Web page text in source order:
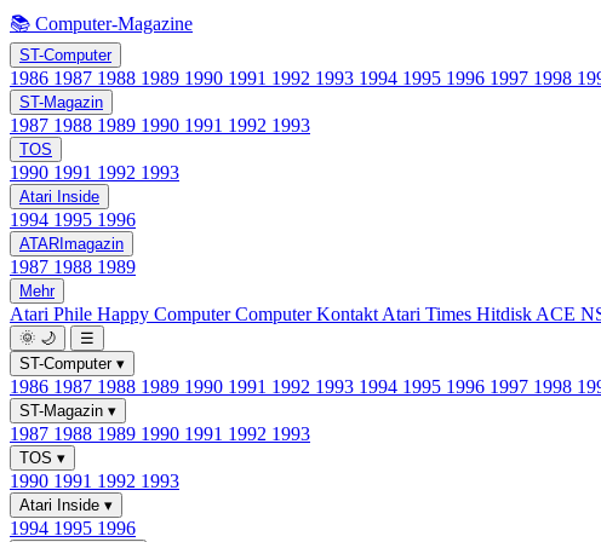
📚 Computer-Magazine
ST-Computer
1986 1987 1988 1989 1990 1991 1992 1993 1994 1995 1996 1997 1998
ST-Magazin
1987 1988 1989 1990 1991 1992 1993
TOS
1990 1991 1992 1993
Atari Inside
1994 1995 1996
ATARImagazin
1987 1988 1989
Mehr
Atari Phile Happy ComputerComputer Kontakt Atari Times Hitdisk ACE
🌞 🌙
☰
ST-Computer ▾
1986 1987 1988 1989 1990 1991 1992 1993 1994 1995 1996 1997 1998
ST-Magazin ▾
1987 1988 1989 1990 1991 1992 1993
TOS ▾
1990 1991 1992 1993
Atari Inside ▾
1994 1995 1996